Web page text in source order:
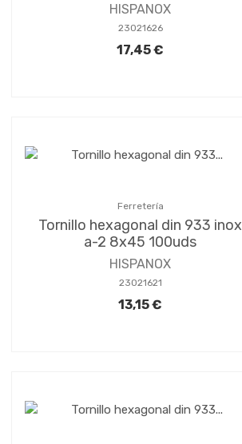
HISPANOX
23021626
17,45 €
Ferretería
Tornillo hexagonal din 933 inox
a-2 8x45 100uds
HISPANOX
23021621
13,15 €